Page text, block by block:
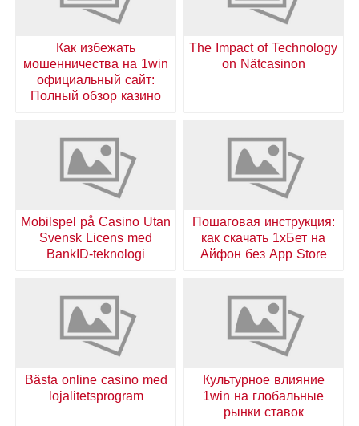
The Impact of Technology
on Nätcasinon
Как избежать
мошенничества на 1win
официальный сайт:
Полный обзор казино
Пошаговая инструкция:
как скачать 1хБет на
Айфон без App Store
Mobilspel på Casino Utan
Svensk Licens med
BankID-teknologi
Культурное влияние
1win на глобальные
рынки ставок
Bästa online casino med
lojalitetsprogram